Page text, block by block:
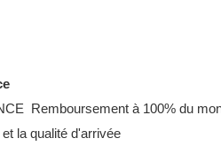
Remboursement à 100% du
la qualité d'arrivée